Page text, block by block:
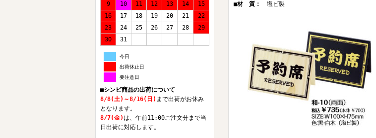
9
10 11 12 13 14
15
16
17 18 19 20 21
22
23
24 25 26 27 28
29
30
31
今日
出荷休止日
要注意日
■シンビ商品の出荷について
8/8(土)～8/16(日) まで出荷がお休み
となります。
8/7(金)は、午前11:00ご注文分まで当
日出荷に対応します。
■材 質：
塩ビ製